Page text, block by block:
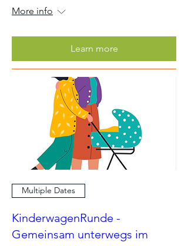
More info
Learn more
Multiple Dates
KinderwagenRunde -
Gemeinsam unterwegs im